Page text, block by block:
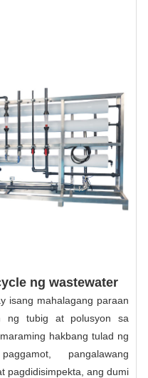
ng wastewater
isang mahalagang paraan
ng tubig at polusyon sa
hakbang tulad ng
pangalawang
pagdidisimpekta, ang dumi